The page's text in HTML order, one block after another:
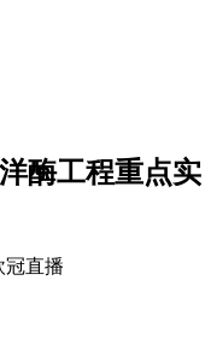
酶工程重点实
冠直播